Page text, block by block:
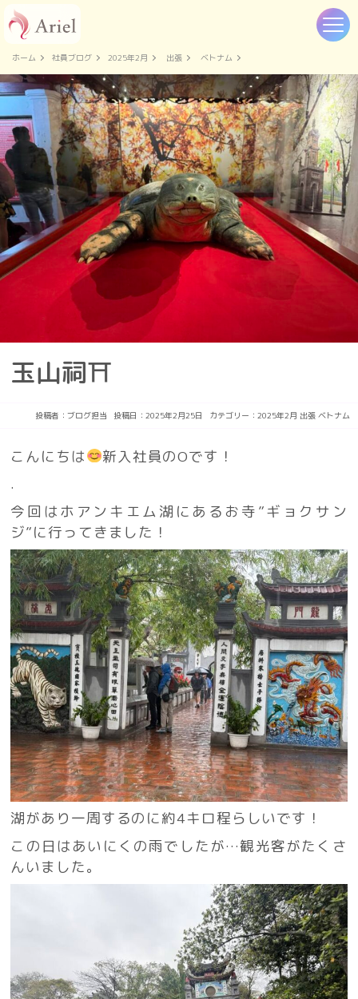
ホーム 社員ブログ 2025年2月 出張 ベトナム
玉山祠⛩
投稿者： ブログ担当 投稿日：2025年2月25日 カテゴリー： 2025年2月 出張 ベトナム
こんにちは
新入社員のOです！
.
今回はホアンキエム湖にあるお寺”ギョクサン
ジ”に行ってきました！
湖があり一周するのに約4キロ程らしいです！
この日はあいにくの雨でしたが…観光客がたくさ
んいました。